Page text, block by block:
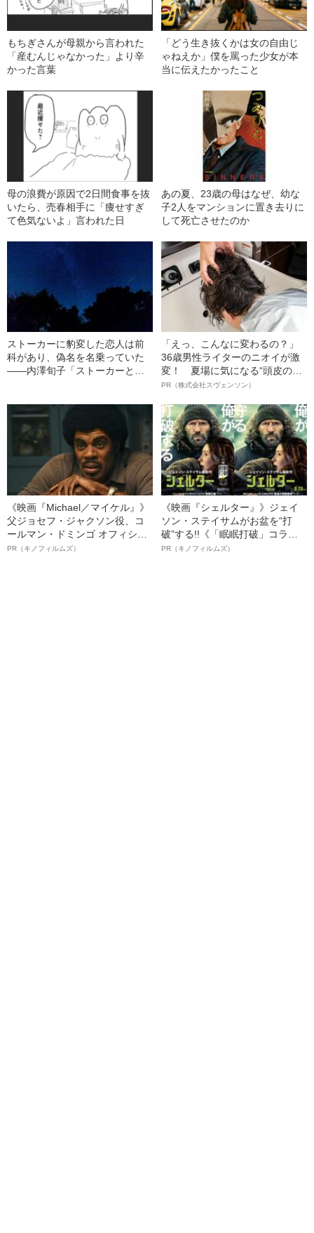
もちぎさんが母親から言われた
「産むんじゃなかった」より辛
かった言葉
「どう生き抜くかは女の自由じ
ゃねえか」僕を罵った少女が本
当に伝えたかったこと
母の浪費が原因で2日間食事を抜
いたら、売春相手に「痩せすぎ
て色気ないよ」言われた日
あの夏、23歳の母はなぜ、幼な
子2人をマンションに置き去りに
して死亡させたのか
ストーカーに豹変した恋人は前
科があり、偽名を名乗っていた
――内澤旬子「ストーカーとの
「えっ、こんなに変わるの？」
36歳男性ライターのニオイが激
変！ 夏場に気になる“頭皮のニ
オイ”や“ベタつき”を解消す
ト”が生み出した徹底ケアとは
PR（株式会社スヴェンソン）
《映画『Michael／マイケル』》
父ジョセフ・ジャクソン役、コ
ールマン・ドミンゴ オフィシャ
ルインタビュー“観客を魅了した
PR（キノフィルムズ）
《映画『シェルター』》ジェイ
ソン・ステイサムがお盆を“打
破”する!!《「眠眠打破」コラ
ボ》
PR（キノフィルムズ）